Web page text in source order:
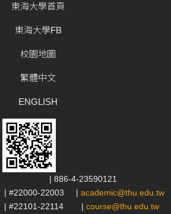
東海大學首頁
東海大學FB
校園地圖
繁體中文
ENGLISH
| 886-4-23590121
| #22000-22003 | academic@thu.edu.tw
| #22101-22114 | course@thu.edu.tw